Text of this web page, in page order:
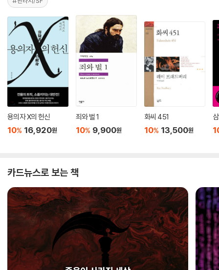
용의자 X의 헌신
10% 16,920원
죄와 벌 1
10% 9,900원
화씨 451
10% 13,500원
카드뉴스로 보는 책